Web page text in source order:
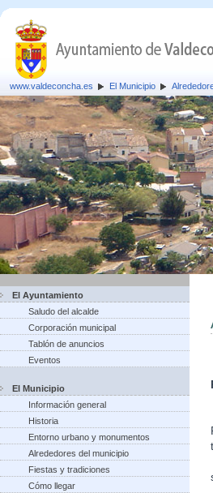
www.valdeconcha.es El Municipio
El Ayuntamiento
Saludo del alcalde
Corporación municipal
Tablón de anuncios
Eventos
El Municipio
Información general
Historia
Entorno urbano y monumentos
Alrededores del municipio
Fiestas y tradiciones
Cómo llegar